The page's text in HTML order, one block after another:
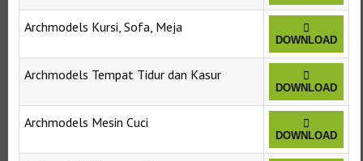
Archmodels Kursi, Sofa, Meja
DOWNLOAD
Archmodels Tempat Tidur dan Kasur
DOWNLOAD
Archmodels Mesin Cuci
DOWNLOAD